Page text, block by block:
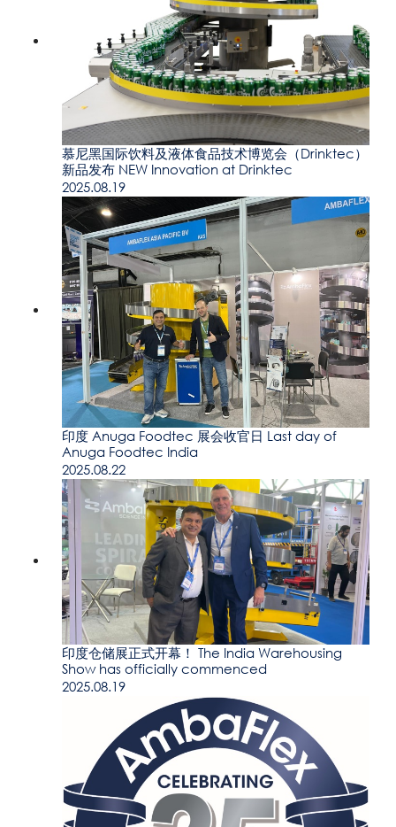
慕尼黑国际饮料及液体食品技术博览会（Drinktec）
新品发布 NEW Innovation at Drinktec
2025.08.19
印度 Anuga Foodtec 展会收官日 Last day of
Anuga Foodtec India
2025.08.22
印度仓储展正式开幕！ The India Warehousing
Show has officially commenced
2025.08.19